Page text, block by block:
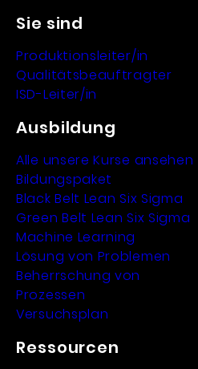
Sie sind
Produktionsleiter/in
Qualitätsbeauftragter
ISD-Leiter/in
Ausbildung
Alle unsere Kurse ansehen
Bildungspaket
Black Belt Lean Six Sigma
Green Belt Lean Six Sigma
Machine Learning
Lösung von Problemen
Beherrschung von
Prozessen
Versuchsplan
Ressourcen